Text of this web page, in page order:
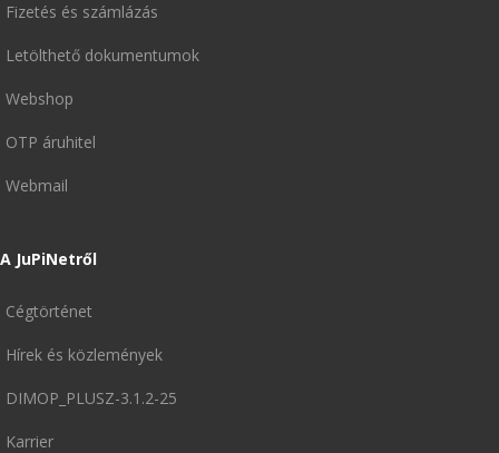
Fizetés és számlázás
Letölthető dokumentumok
Webshop
OTP áruhitel
Webmail
A JuPiNetről
Cégtörténet
Hírek és közlemények
DIMOP_PLUSZ-3.1.2-25
Karrier